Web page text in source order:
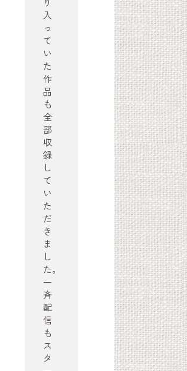
入
っ
て
い
た
作
品
も
全
部
収
録
し
て
い
た
だ
き
ま
し
た。
一
斉
配
信
も
ス
タ